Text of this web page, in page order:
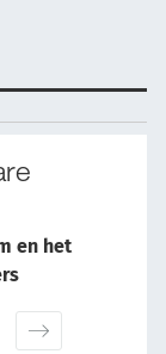
en het